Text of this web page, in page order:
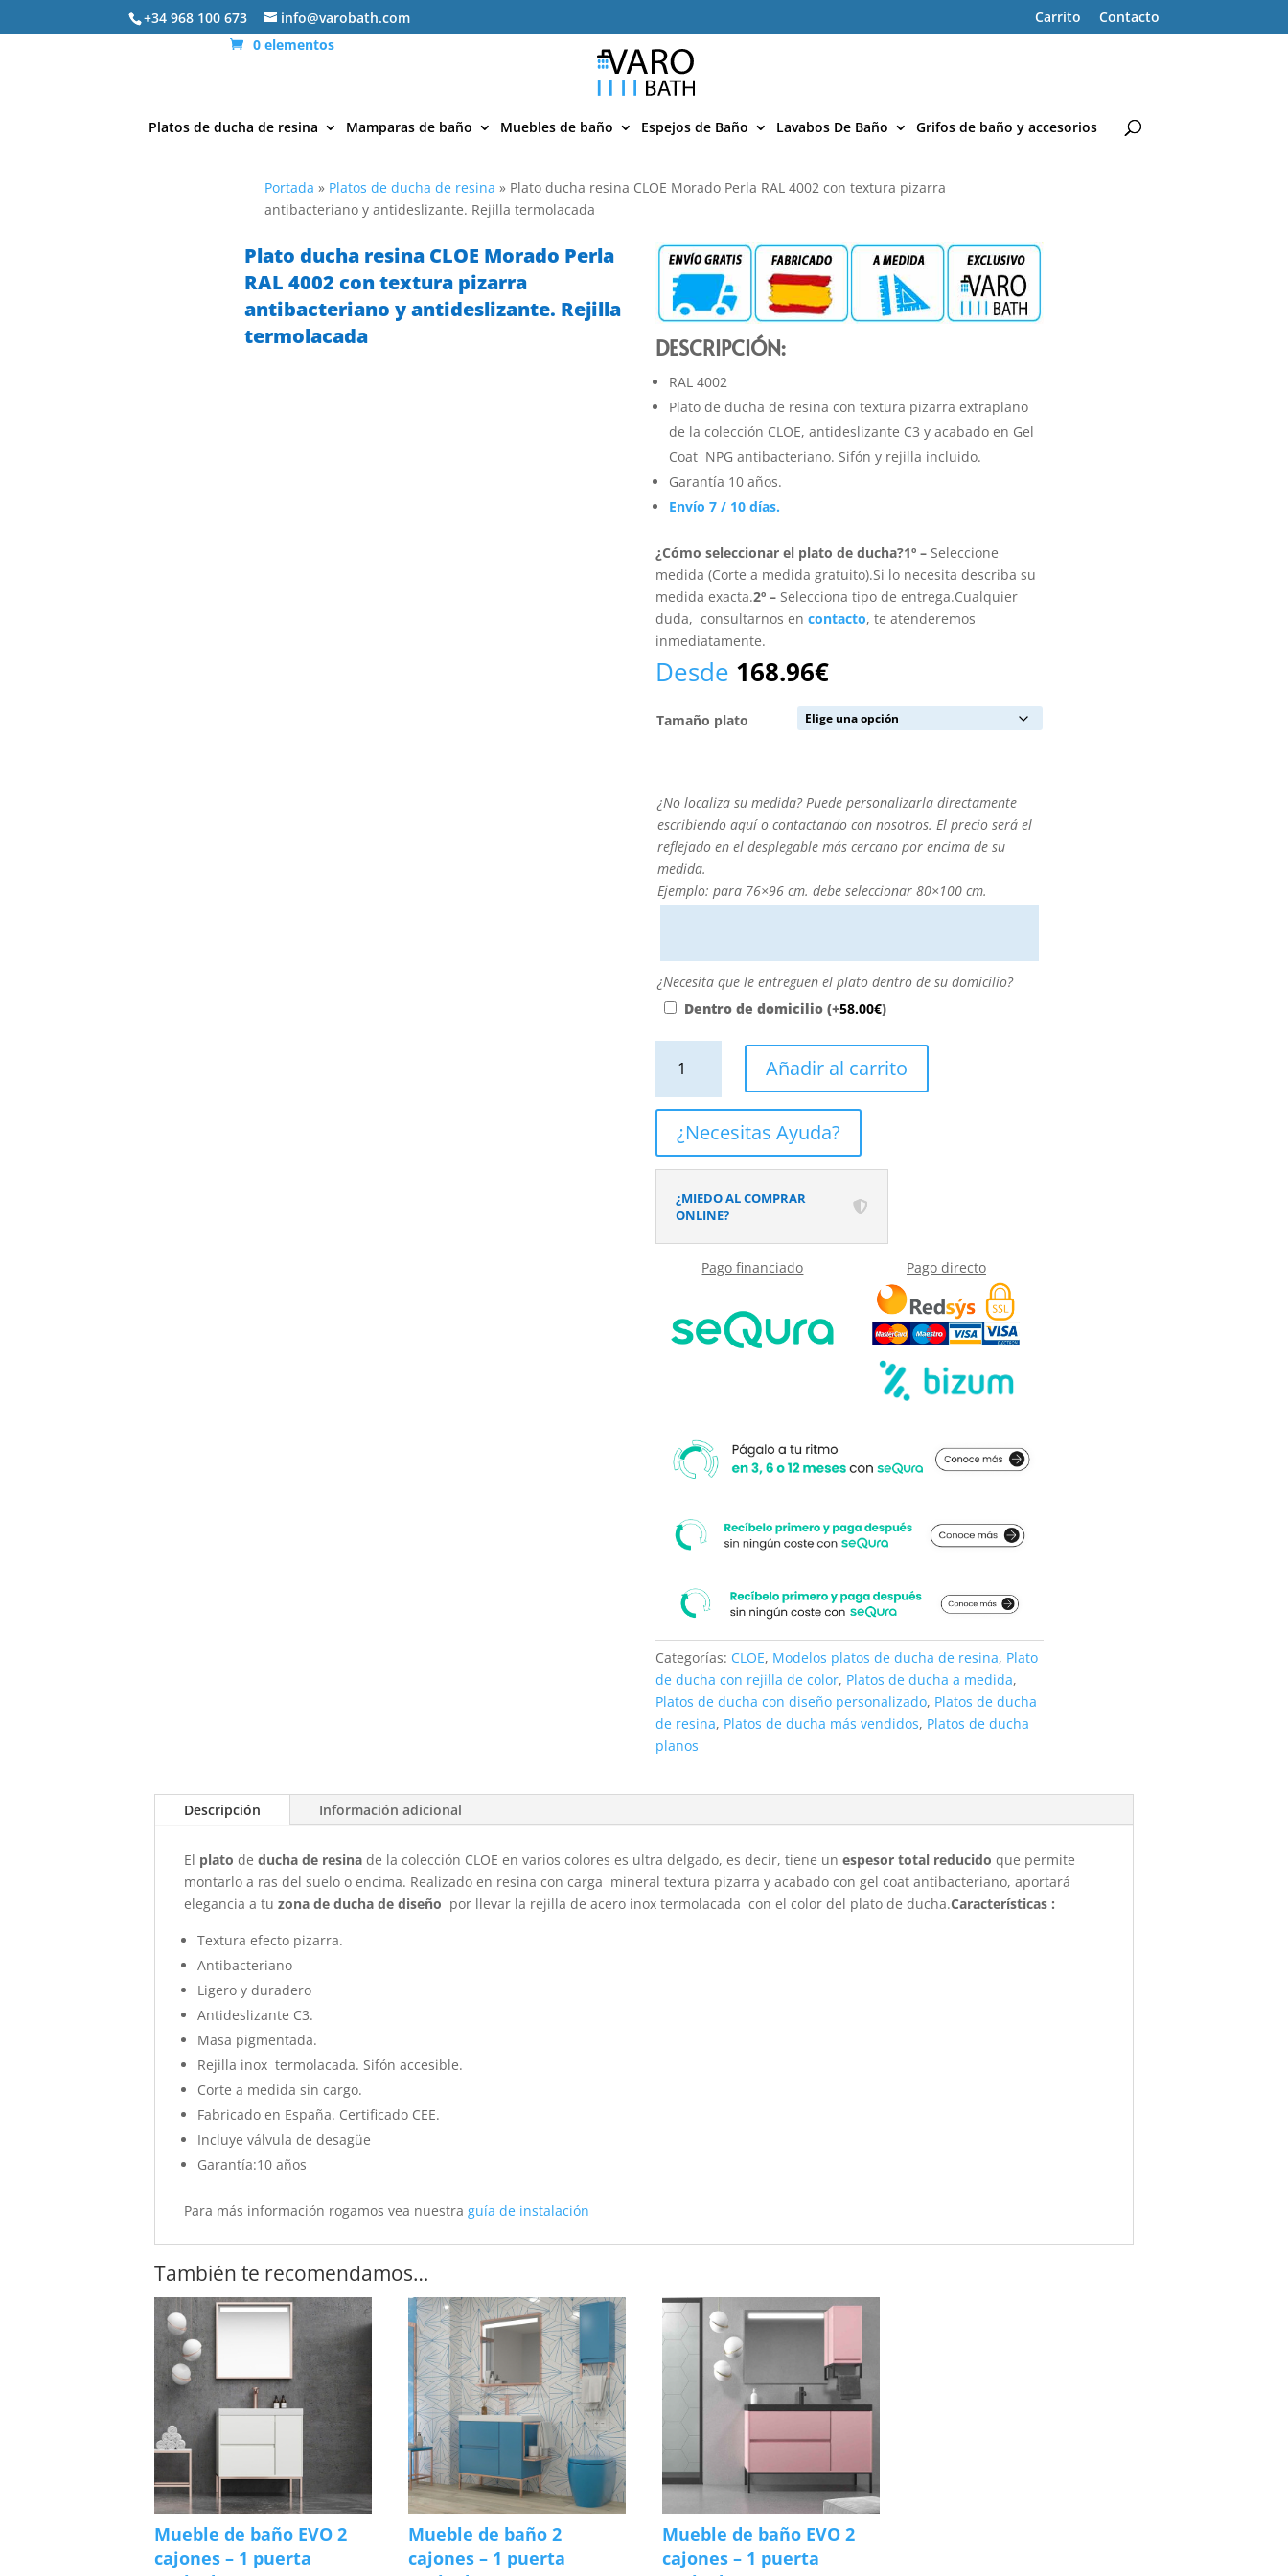
+34 968 100 673 info@varobath.com Carrito
Contacto
0 elementos
Platos de ducha de resina Mamparas de baño Muebles de baño Espejos de Baño Lavabos De Baño Grifos de baño y accesorios
Portada » Platos de ducha de resina » Plato ducha resina CLOE Morado Perla RAL 4002 con textura pizarra
antibacteriano y antideslizante. Rejilla termolacada
Plato ducha resina CLOE Morado Perla
RAL 4002 con textura pizarra
antibacteriano y antideslizante. Rejilla
termolacada
DESCRIPCIÓN:
RAL 4002
Plato de ducha de resina con textura pizarra extraplano
de la colección CLOE, antideslizante C3 y acabado en Gel
Coat NPG antibacteriano. Sifón y rejilla incluido.
Garantía 10 años.
Envío 7 / 10 días.
¿Cómo seleccionar el plato de ducha?1º – Seleccione
medida (Corte a medida gratuito).Si lo necesita describa su
medida exacta.2º – Selecciona tipo de entrega.Cualquier
duda, consultarnos encontacto, te atenderemos
inmediatamente.
Desde 168.96€
Tamaño plato
¿No
localiza
su
medida?
Puede
escribiendo
aquí
o
con
nosotros.
precio
será
el
desplegable
su
¿No localiza su medida? Puede personalizarla directamente
escribiendo aquí o contactando con nosotros. El precio será el
reflejado en el desplegable más cercano por encima de su
medida.
Ejemplo: para 76×96 cm. debe seleccionar 80×100 cm.
¿Necesita
que
dentro
su
¿Necesita que le entreguen el plato dentro de su domicilio?
Dentro de domicilio(+58.00€)
ducha
resina
CLOE
Morado
Perla
4002
textura
pizarra
antideslizante.
Añadir al carrito
¿Necesitas Ayuda?
¿MIEDO AL COMPRAR
ONLINE?
Pago financiado Pago directo
Categorías: CLOE, Modelos platos de ducha de resina, Plato
de ducha con rejilla de color, Platos de ducha a medida,
Platos de ducha con diseño personalizado, Platos de ducha
de resina, Platos de ducha más vendidos, Platos de ducha
planos
Descripción Información adicional
El plato deducha de resina de la colección CLOE en varios colores es ultra delgado, es decir, tiene unespesor total reducido que permite
montarlo a ras del suelo o encima. Realizado en resina con carga mineral textura pizarra y acabado con gel coat antibacteriano, aportará
elegancia a tuzona de ducha de diseño por llevar la rejilla de acero inox termolacada con el color del plato de ducha.Características :
Textura efecto pizarra.
Antibacteriano
Ligero y duradero
Antideslizante C3.
Masa pigmentada.
Rejilla inox termolacada. Sifón accesible.
Corte a medida sin cargo.
Fabricado en España. Certificado CEE.
Incluye válvula de desagüe
Garantía:10 años
Para más información rogamos vea nuestraguía de instalación
También te recomendamos…
Mueble de baño EVO 2
cajones – 1 puerta
Mueble de baño 2
cajones – 1 puerta
Mueble de baño EVO 2
cajones – 1 puerta